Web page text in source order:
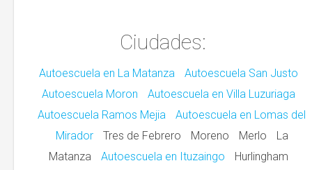
Ciudades:
Autoescuela en La Matanza
Autoescuela San Justo
Autoescuela Moron
Autoescuela en Villa Luzuriaga
Autoescuela Ramos Mejia
Autoescuela en Lomas del
Mirador
Tres de Febrero Moreno Merlo
La
Matanza
Autoescuela en Ituzaingo
Hurlingham